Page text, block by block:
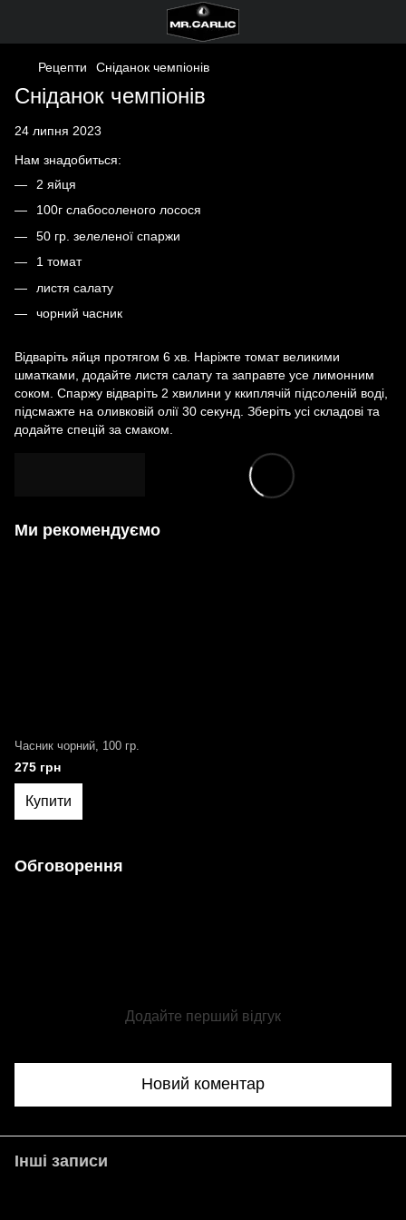
Рецепти Сніданок чемпіонів
Сніданок чемпіонів
24 липня 2023
Нам знадобиться:
2 яйця
100г слабосоленого лосося
50 гр. зелеленої спаржи
1 томат
листя салату
чорний часник
Відваріть яйця протягом 6 хв. Наріжте томат великими
шматками, додайте листя салату та заправте усе лимонним
соком. Спаржу відваріть 2 хвилини у ккиплячій підсоленій воді,
підсмажте на оливковій олії 30 секунд. Зберіть усі складові та
додайте спецій за смаком.
Ми рекомендуємо
Часник чорний, 100 гр.
275 грн
Купити
Обговорення
Додайте перший відгук
Новий коментар
Інші записи